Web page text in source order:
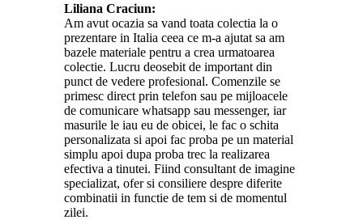
Liliana Craciun:
Am avut ocazia sa vand toata colectia la o
prezentare in Italia ceea ce m-a ajutat sa am
bazele materiale pentru a crea urmatoarea
colectie. Lucru deosebit de important din
punct de vedere profesional. Comenzile se
primesc direct prin telefon sau pe mijloacele
de comunicare whatsapp sau messenger, iar
masurile le iau eu de obicei, le fac o schita
personalizata si apoi fac proba pe un material
simplu apoi dupa proba trec la realizarea
efectiva a tinutei. Fiind consultant de imagine
specializat, ofer si consiliere despre diferite
combinatii in functie de tem si de momentul
zilei.